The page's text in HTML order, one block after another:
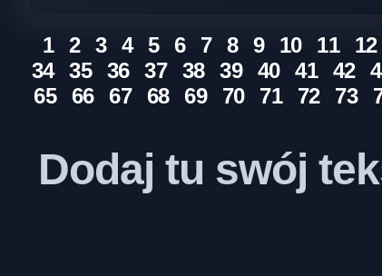
1 2 3 4 5 6 7 8 9 10 11 12
34
35 36 37 38 39 40 41 42
65
66 67 68 69 70 71 72 73
Dodaj tu swój